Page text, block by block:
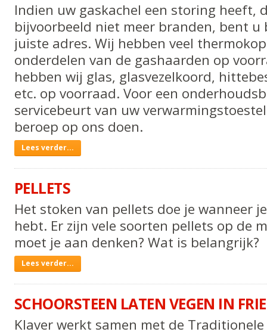
Indien uw gaskachel een storing heeft,
bijvoorbeeld niet meer branden, bent u
juiste adres. Wij hebben veel
onderdelen van de gashaarden op
hebben wij glas, glasvezelkoord,
etc. op voorraad. Voor een
servicebeurt van uw
beroep op ons doen.
Onderhoud
Lees verder...
PELLETS
Het stoken van pellets doe je wanneer
hebt. Er zijn vele soorten pellets op de
moet je aan denken? Wat is belangrijk?
Pellets
Lees verder...
SCHOORSTEEN LATEN VEGEN IN
Klaver werkt samen met de